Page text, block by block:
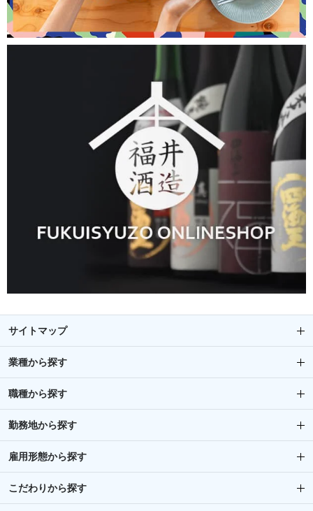
サイトマップ
業種から探す
職種から探す
勤務地から探す
雇用形態から探す
こだわりから探す